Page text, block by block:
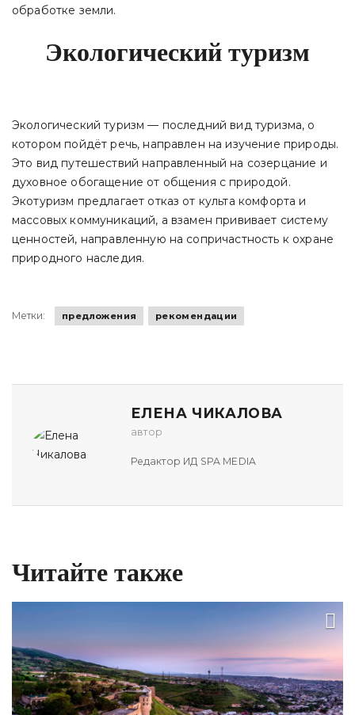
обработке земли.
Экологический туризм
Экологический туризм — последний вид туризма, о
котором пойдёт речь, направлен на изучение природы.
Это вид путешествий направленный на созерцание и
духовное обогащение от общения с природой.
Экотуризм предлагает отказ от культа комфорта и
массовых коммуникаций, а взамен прививает систему
ценностей, направленную на сопричастность к охране
природного наследия.
Метки: предложения рекомендации
ЕЛЕНА ЧИКАЛОВА
автор
Редактор ИД SPA MEDIA
Читайте также